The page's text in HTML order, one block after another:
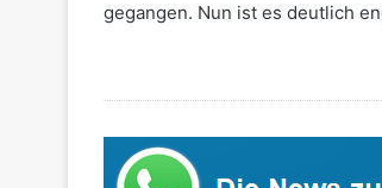
gegangen. Nun ist es deutlich